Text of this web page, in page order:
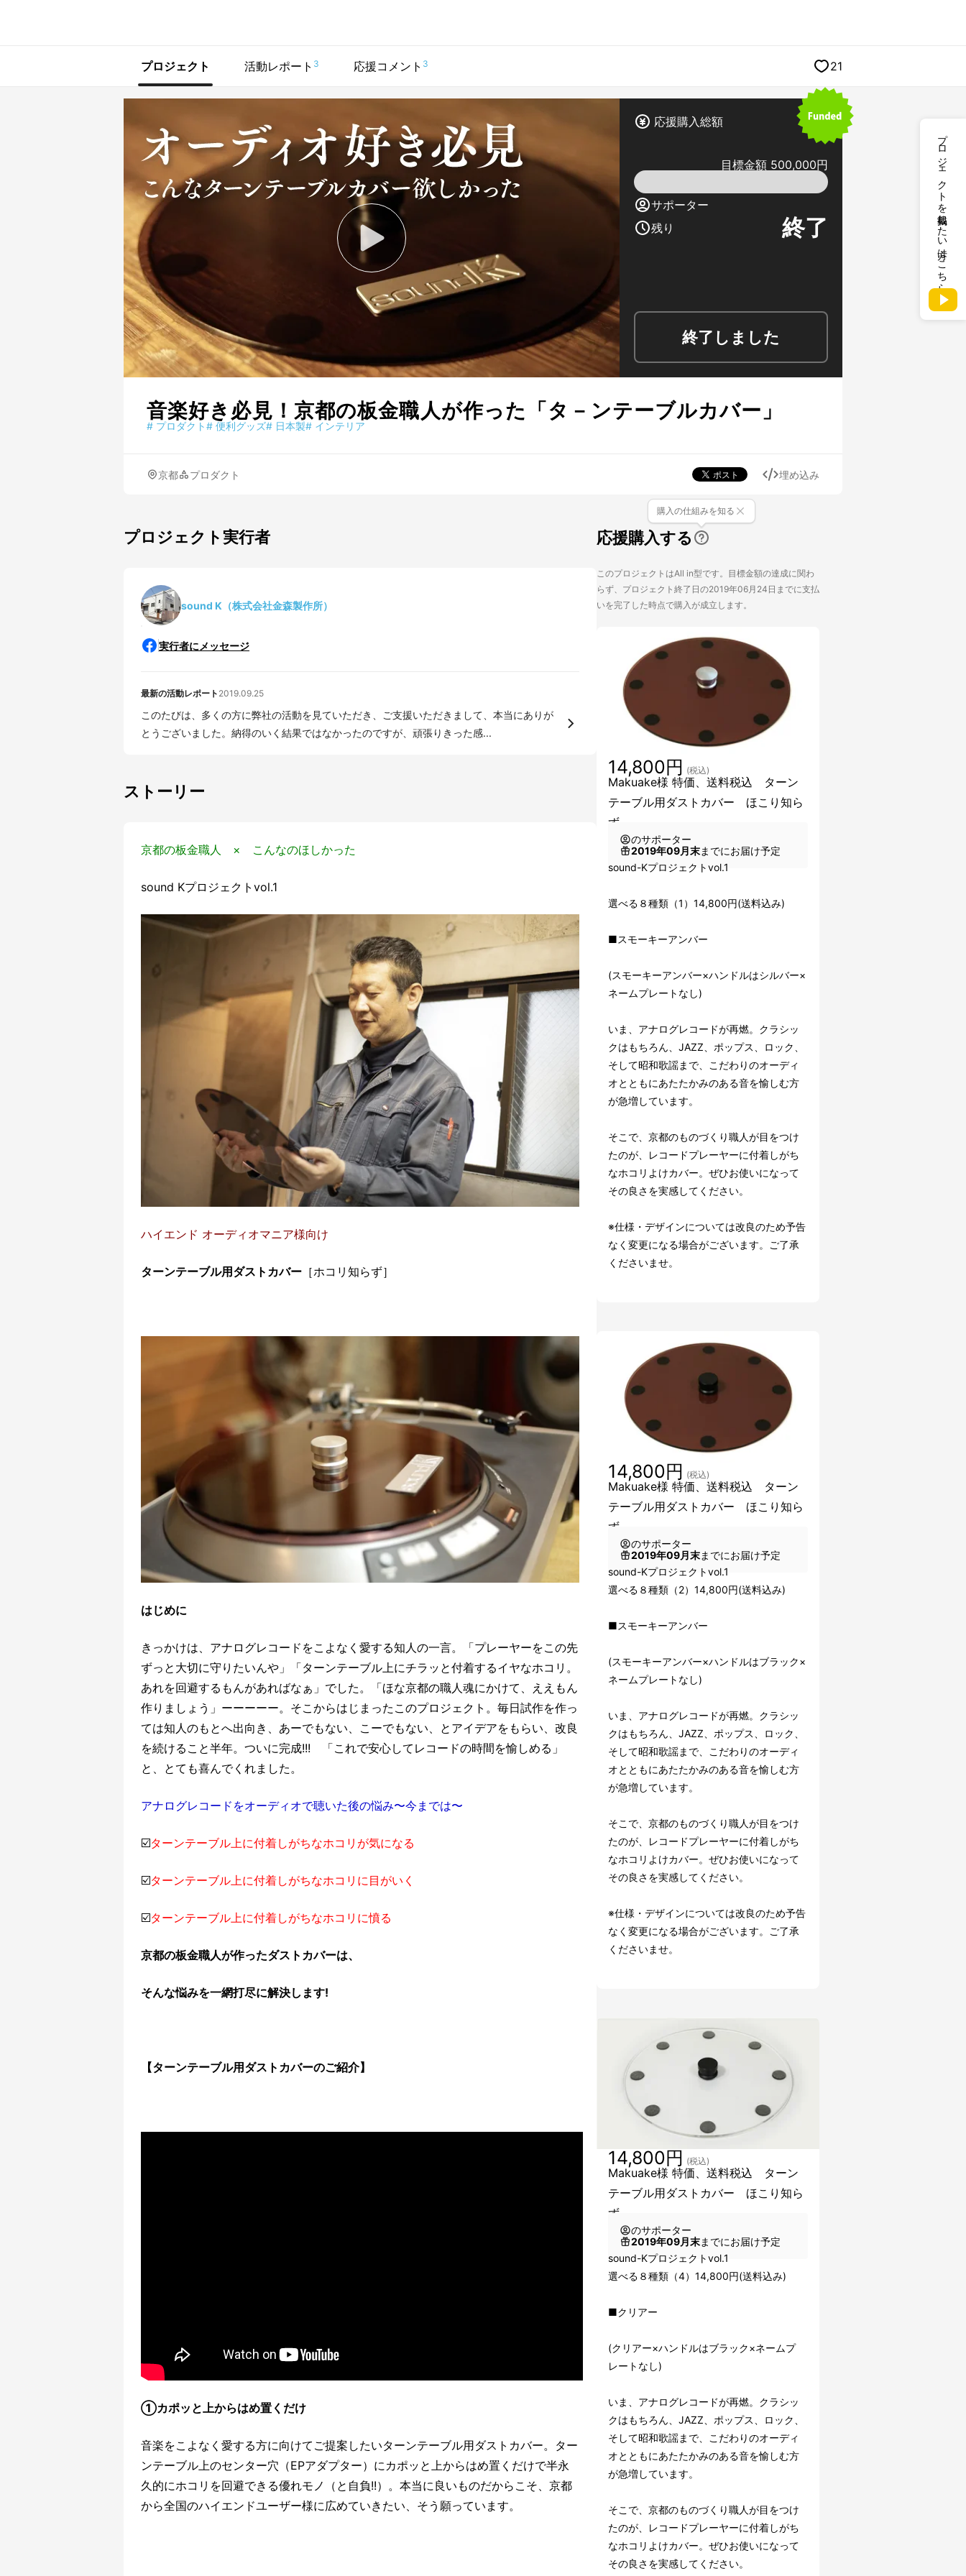
プロジェクトを掲載したい方はこちら
プロジェクト 活動レポート 3 応援コメント 3 21
応援購入総額
目標金額 500,000円
サポーター
残り
終了
終了しました
音楽好き必見！京都の板金職人が作った「タ－ンテーブルカバー」
# プロダクト# 便利グッズ# 日本製# インテリア
京都 プロダクト 埋め込み
プロジェクト実行者
sound K（株式会社金森製作所）
実行者にメッセージ
最新の活動レポート 2019.09.25
このたびは、多くの方に弊社の活動を見ていただき、ご支援いただきまして、本当にありが
とうございました。納得のいく結果ではなかったのですが、頑張りきった感...
ストーリー
京都の板金職人 × こんなのほしかった
sound Kプロジェクトvol.1
ハイエンド オーディオマニア様向け
ターンテーブル用ダストカバー ［ホコリ知らず］
はじめに
きっかけは、アナログレコードをこよなく愛する知人の一言。「プレーヤーをこの先
ずっと大切に守りたいんや」「ターンテーブル上にチラッと付着するイヤなホコリ。
あれを回避するもんがあればなぁ」でした。「ほな京都の職人魂にかけて、ええもん
作りましょう」ーーーーー。そこからはじまったこのプロジェクト。毎日試作を作っ
ては知人のもとへ出向き、あーでもない、こーでもない、とアイデアをもらい、改良
を続けること半年。ついに完成!!! 「これで安心してレコードの時間を愉しめる」
と、とても喜んでくれました。
アナログレコードをオーディオで聴いた後の悩み〜今までは〜
☑️ターンテーブル上に付着しがちなホコリが気になる
☑️ターンテーブル上に付着しがちなホコリに目がいく
☑️ターンテーブル上に付着しがちなホコリに憤る
京都の板金職人が作ったダストカバーは、
そんな悩みを一網打尽に解決します!
【ターンテーブル用ダストカバーのご紹介】
①カポッと上からはめ置くだけ
音楽をこよなく愛する方に向けてご提案したいターンテーブル用ダストカバー。ター
ンテーブル上のセンター穴（EPアダプター）にカポッと上からはめ置くだけで半永
久的にホコリを回避できる優れモノ（と自負!!）。本当に良いものだからこそ、京都
から全国のハイエンドユーザー様に広めていきたい、そう願っています。
応援購入する
購入の仕組みを知る
このプロジェクトはAll in型です。目標金額の達成に関わ
らず、プロジェクト終了日の2019年06月24日までに支払
いを完了した時点で購入が成立します。
Makuake様 特価、送料税込 ターン
テーブル用ダストカバー ほこり知ら
ず
14,800円 (税込)
のサポーター
2019年09月末までにお届け予定
sound-Kプロジェクトvol.1
選べる８種類（1）14,800円(送料込み)
■スモーキーアンバー
(スモーキーアンバー×ハンドルはシルバー×
ネームプレートなし)
いま、アナログレコードが再燃。クラシッ
クはもちろん、JAZZ、ポップス、ロック、
そして昭和歌謡まで、こだわりのオーディ
オとともにあたたかみのある音を愉しむ方
が急増しています。
そこで、京都のものづくり職人が目をつけ
たのが、レコードプレーヤーに付着しがち
なホコリよけカバー。ぜひお使いになって
その良さを実感してください。
※仕様・デザインについては改良のため予告
なく変更になる場合がございます。ご了承
くださいませ。
Makuake様 特価、送料税込 ターン
テーブル用ダストカバー ほこり知ら
ず
14,800円 (税込)
のサポーター
2019年09月末までにお届け予定
sound-Kプロジェクトvol.1
選べる８種類（2）14,800円(送料込み)
■スモーキーアンバー
(スモーキーアンバー×ハンドルはブラック×
ネームプレートなし)
いま、アナログレコードが再燃。クラシッ
クはもちろん、JAZZ、ポップス、ロック、
そして昭和歌謡まで、こだわりのオーディ
オとともにあたたかみのある音を愉しむ方
が急増しています。
そこで、京都のものづくり職人が目をつけ
たのが、レコードプレーヤーに付着しがち
なホコリよけカバー。ぜひお使いになって
その良さを実感してください。
※仕様・デザインについては改良のため予告
なく変更になる場合がございます。ご了承
くださいませ。
Makuake様 特価、送料税込 ターン
テーブル用ダストカバー ほこり知ら
ず
14,800円 (税込)
のサポーター
2019年09月末までにお届け予定
sound-Kプロジェクトvol.1
選べる８種類（4）14,800円(送料込み)
■クリアー
(クリアー×ハンドルはブラック×ネームプ
レートなし)
いま、アナログレコードが再燃。クラシッ
クはもちろん、JAZZ、ポップス、ロック、
そして昭和歌謡まで、こだわりのオーディ
オとともにあたたかみのある音を愉しむ方
が急増しています。
そこで、京都のものづくり職人が目をつけ
たのが、レコードプレーヤーに付着しがち
なホコリよけカバー。ぜひお使いになって
その良さを実感してください。